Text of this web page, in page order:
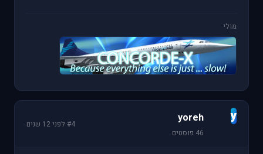
מולי
y
yoreh
46 פוסטים
#4
·לפני 12 שנים